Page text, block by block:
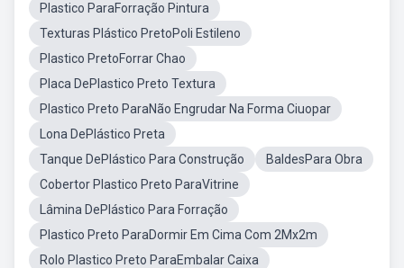
Plastico ParaForração Pintura
Texturas Plástico PretoPoli Estileno
Plastico PretoForrar Chao
Placa DePlastico Preto Textura
Plastico Preto ParaNão Engrudar Na Forma Ciuopar
Lona DePlástico Preta
Tanque DePlástico Para Construção
BaldesPara Obra
Cobertor Plastico Preto ParaVitrine
Lâmina DePlástico Para Forração
Plastico Preto ParaDormir Em Cima Com 2Mx2m
Rolo Plastico Preto ParaEmbalar Caixa